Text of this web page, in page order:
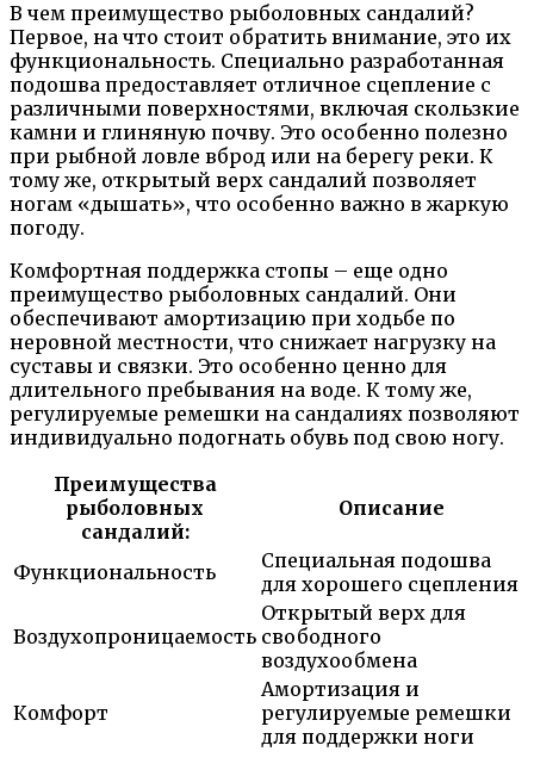
В чем преимущество рыболовных сандалий?
Первое, на что стоит обратить внимание, это их
функциональность. Специально разработанная
подошва предоставляет отличное сцепление с
различными поверхностями, включая скользкие
камни и глиняную почву. Это особенно полезно
при рыбной ловле вброд или на берегу реки. К
тому же, открытый верх сандалий позволяет
ногам «дышать», что особенно важно в жаркую
погоду.
Комфортная поддержка стопы – еще одно
преимущество рыболовных сандалий. Они
обеспечивают амортизацию при ходьбе по
неровной местности, что снижает нагрузку на
суставы и связки. Это особенно ценно для
длительного пребывания на воде. К тому же,
регулируемые ремешки на сандалиях позволяют
индивидуально подогнать обувь под свою ногу.
Преимущества
рыболовных
сандалий:
Описание
Функциональность
Специальная подошва
для хорошего сцепления
Воздухопроницаемость
Открытый верх для
свободного
воздухообмена
Комфорт
Амортизация и
регулируемые ремешки
для поддержки ноги